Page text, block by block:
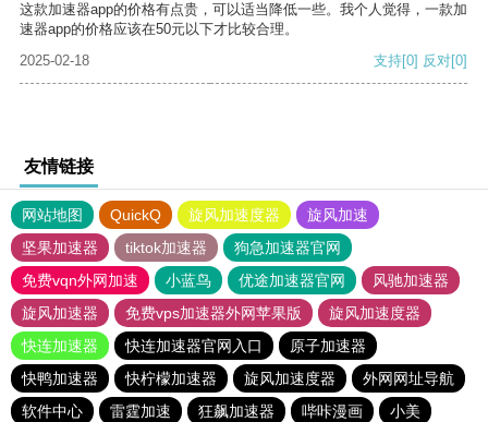
这款加速器app的价格有点贵，可以适当降低一些。我个人觉得，一款加
速器app的价格应该在50元以下才比较合理。
2025-02-18
支持[0] 反对[0]
友情链接
网站地图 QuickQ 旋风加速度器
旋风加速
坚果加速器
tiktok加速器
狗急加速器官网
免费vqn外网加速
小蓝鸟 优途加速器官网
风驰加速器
旋风加速器
免费vps加速器外网苹果版
旋风加速度器
快连加速器
快连加速器官网入口
原子加速器
快鸭加速器
快柠檬加速器 旋风加速度器
外网网址导航
软件中心
雷霆加速 狂飙加速器 哔咔漫画
小美